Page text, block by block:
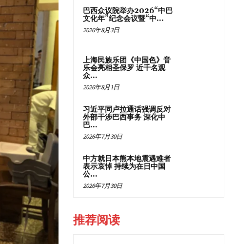
巴西众议院举办2026“中巴
文化年”纪念会议暨“中...
2026年8月3日
上海民族乐团《中国色》音
乐会亮相圣保罗 近千名观
众...
2026年8月1日
习近平同卢拉通话强调反对
外部干涉巴西事务 深化中
巴...
2026年7月30日
中方就日本熊本地震遇难者
表示哀悼 持续为在日中国
公...
2026年7月30日
推荐阅读